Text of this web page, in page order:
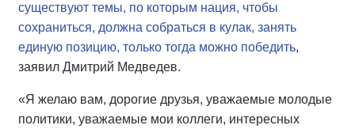
существуют темы, по которым нация, чтобы
сохраниться, должна собраться в кулак, занять
единую позицию, только тогда можно победить,
заявил Дмитрий Медведев.
«Я желаю вам, дорогие друзья, уважаемые молодые
политики, уважаемые мои коллеги, интересных